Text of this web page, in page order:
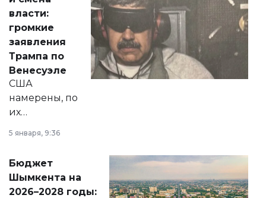
политических
реформах до
вопросов армии,
экономики и
личного здоровья.
власти:
громкие
заявления
Трампа по
Венесуэле
США
намерены, по
их
принести
народу
Венесуэлы.
5 января, 9:36
Бюджет
Шымкента на
2026–2028 годы: